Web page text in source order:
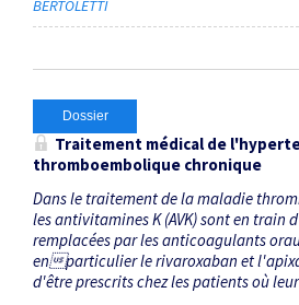
BERTOLETTI
Dossier
Traitement médical de
thromboembolique chronique
Dans le traitement de la maladie
les antivitamines K (AVK) sont en train
remplacées par les anticoagulants
enparticulier le rivaroxaban et
d'être prescrits chez les patients où